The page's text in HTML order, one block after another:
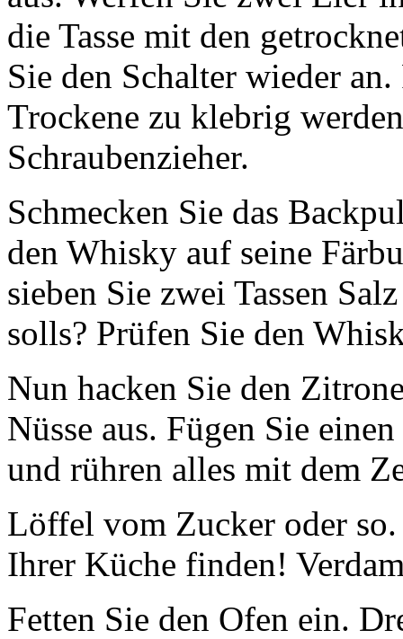
die Tasse mit den
Sie den Schalter wieder
Trockene zu klebrig
Schraubenzieher.
Schmecken Sie das
den Whisky auf seine
sieben Sie zwei Tassen
solls? Prüfen Sie den
Nun hacken Sie den
Nüsse aus. Fügen Sie
und rühren alles mit dem
Löffel vom Zucker oder
Ihrer Küche finden!
Fetten Sie den Ofen ein.